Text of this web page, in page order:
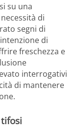
su una
di
segni di
di
freschezza e
interrogativi
di mantenere